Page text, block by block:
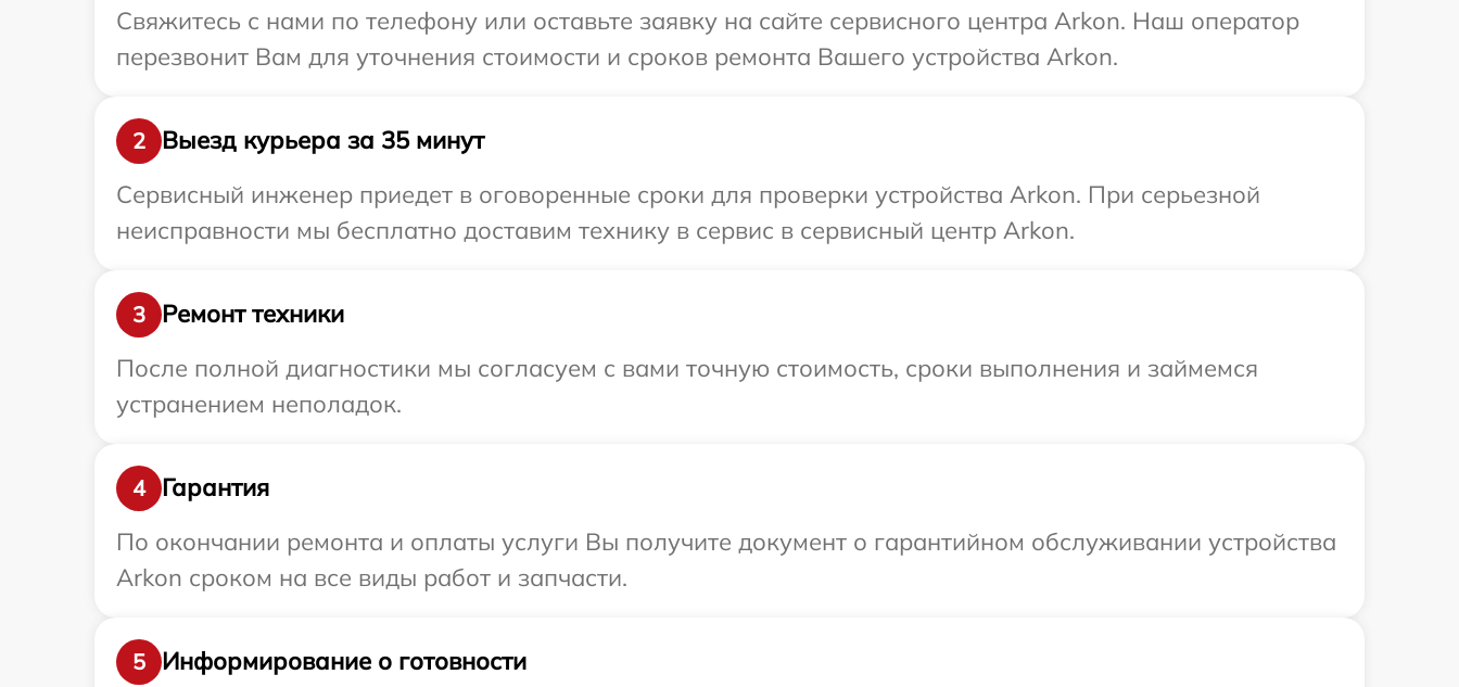
Свяжитесь с нами по телефону или оставьте заявку на сайте сервисного центра Arkon. Наш оператор
перезвонит Вам для уточнения стоимости и сроков ремонта Вашего устройства Arkon.
2
Выезд курьера за 35 минут
Сервисный инженер приедет в оговоренные сроки для проверки устройства Arkon. При серьезной
неисправности мы бесплатно доставим технику в сервис в сервисный центр Arkon.
3
Ремонт техники
После полной диагностики мы согласуем с вами точную стоимость, сроки выполнения и займемся
устранением неполадок.
4
Гарантия
По окончании ремонта и оплаты услуги Вы получите документ о гарантийном обслуживании устройства
Arkon сроком на все виды работ и запчасти.
5
Информирование о готовности